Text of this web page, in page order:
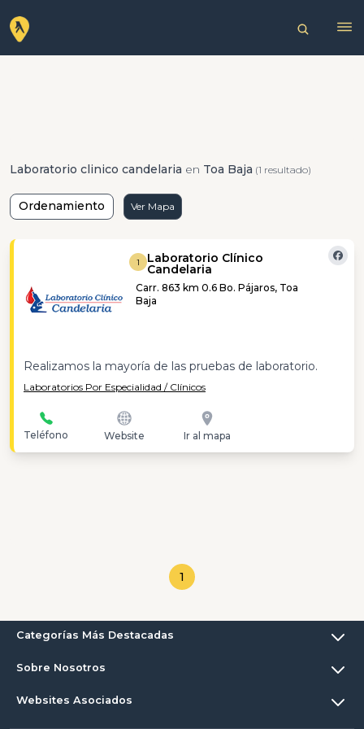
Laboratorio clinico candelaria en Toa Baja (1 resultado)
Ordenamiento Ver Mapa
1 Laboratorio Clínico
Candelaria
Carr. 863 km 0.6 Bo. Pájaros, Toa
Baja
Realizamos la mayoría de las pruebas de laboratorio.
Laboratorios Por Especialidad / Clínicos
Teléfono Website Ir al mapa
1
Categorías Más Destacadas
Sobre Nosotros
Websites Asociados